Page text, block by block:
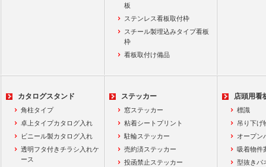
板
ステンレス看板取付枠
スチール製埋込みタイプ看板
枠
看板取付け備品
カタログスタンド
角柱タイプ
卓上タイプカタログ入れ
ビニール製カタログ入れ
透明フタ付きチラシ入れケ
ース
ステッカー
窓ステッカー
粘着シートプリント
駐輪ステッカー
売約済ステッカー
投函禁止ステッカー
店頭用看
標識
吊り下げ
オープン
吸着物件
型抜きパ